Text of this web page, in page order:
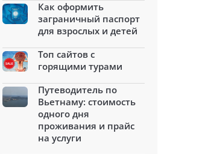
Как оформить
заграничный паспорт
для взрослых и детей
Топ сайтов с
горящими турами
Путеводитель по
Вьетнаму: стоимость
одного дня
проживания и прайс
на услуги